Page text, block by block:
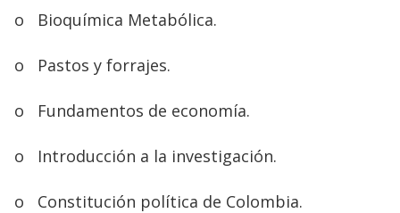
o Bioquímica Metabólica.
o Pastos y forrajes.
o Fundamentos de economía.
o Introducción a la investigación.
o Constitución política de Colombia.